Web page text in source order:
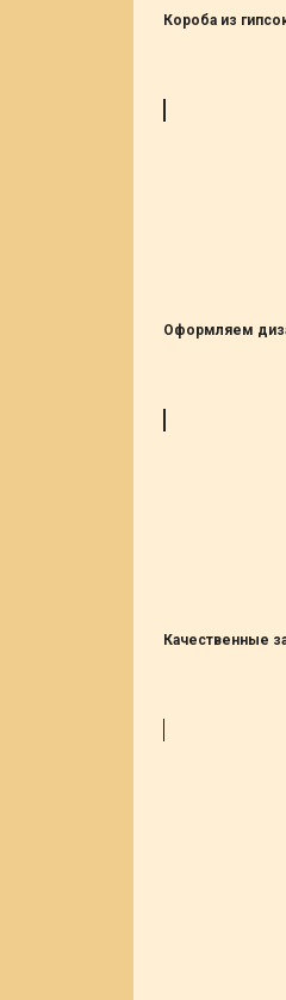
Короба из
Оформляем
Качественные